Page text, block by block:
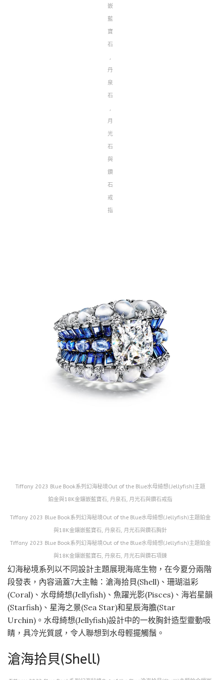
嵌
藍
寶
石
,
丹
泉
石
,
月
光
石
與
鑽
石
戒
指
Tiffany 2023 Blue Book系列幻海秘境Out of the Blue水母綺想(Jellyfish)主題
鉑金與18K金鑲嵌藍寶石, 丹泉石, 月光石與鑽石戒指
Tiffany 2023 Blue Book系列幻海秘境Out of the Blue水母綺想(Jellyfish)主題鉑金
與18K金鑲嵌藍寶石, 丹泉石, 月光石與鑽石胸針
Tiffany 2023 Blue Book系列幻海秘境Out of the Blue水母綺想(Jellyfish)主題鉑金
與18K金鑲嵌藍寶石, 丹泉石, 月光石與鑽石項鍊
幻海秘境系列以不同設計主題展現海底生物，在今夏分兩階
段發表，內容涵蓋7大主軸：滄海拾貝(Shell)、珊瑚溢彩
(Coral)、水母綺想(Jellyfish)、魚躍光影(Pisces)、海岩星韻
(Starfish)、星海之景(Sea Star)和星辰海膽(Star
Urchin)。水母綺想(Jellyfish)設計中的一枚胸針造型靈動吸
睛，具冷光質感，令人聯想到水母輕擺觸鬚。
滄海拾貝(Shell)